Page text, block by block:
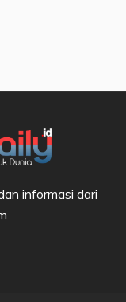
informasi dari